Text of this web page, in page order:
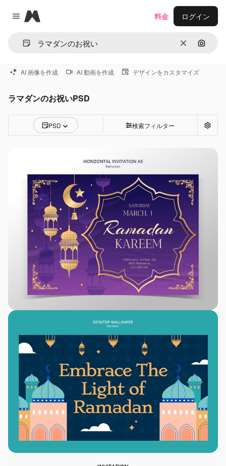
Close menu
Magnific
消去 画像で
料金 ログイン
AI 画像を作成 AI 動画を作成 デザインをカスタマイズ
ラマダンのお祝いPSD
PSD 検索フィルター